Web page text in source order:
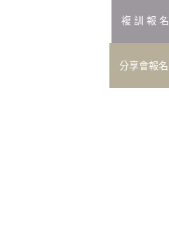
複 訓 報 名
分享會報名